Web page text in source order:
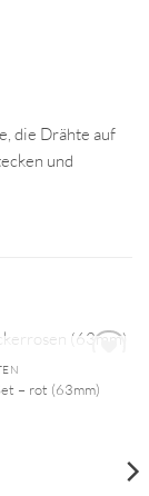
die Drähte auf
und
– rot (63mm)